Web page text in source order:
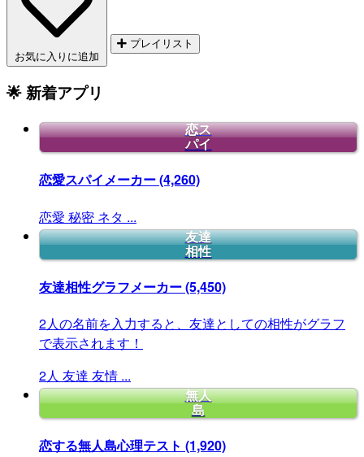
お気に入りに追加
プレイリスト
🌟 新着アプリ
恋ス
パイ
恋愛スパイメーカー(4,260)
恋愛 秘密 ネタ ...
友達
相性
友達相性グラフメーカー(5,450)
2人の名前を入力すると、友達としての相性がグラフ
で表示されます！
2人 友達 友情 ...
無人
島
恋する無人島心理テスト (1,920)